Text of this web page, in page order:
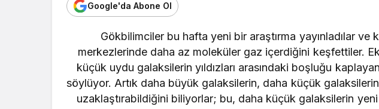
Google'da Abone Ol
Gökbilimciler bu hafta yeni bir araştırma yayınladılar ve
merkezlerinde daha az moleküler gaz içerdiğini keşfettiler.
küçük uydu galaksilerin yıldızları arasındaki boşluğu kaplayan
söylüyor. Artık daha büyük galaksilerin, daha küçük
uzaklaştırabildiğini biliyorlar; bu, daha küçük galaksilerin yeni